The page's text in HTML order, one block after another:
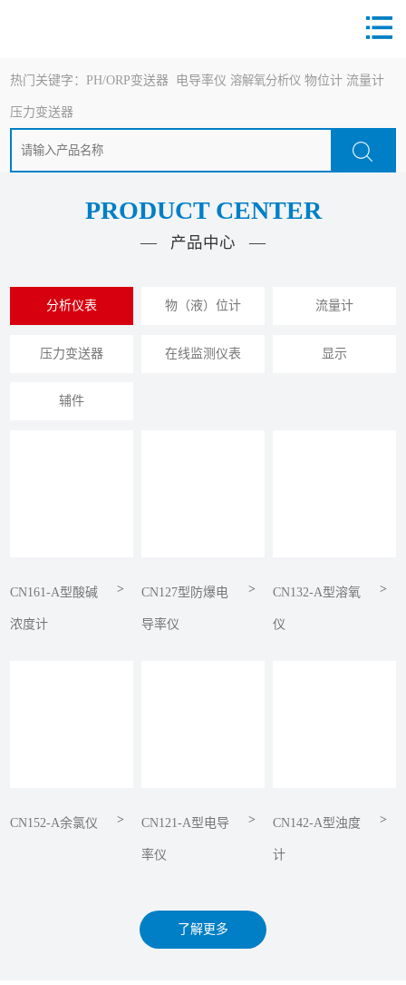
热门关键字：PH/ORP变送器 电导率仪 溶解氧分析仪 物位计 流量计
压力变送器
PRODUCT CENTER
— 产品中心 —
分析仪表 物（液）位计 流量计
压力变送器 在线监测仪表 显示
辅件
CN161-A型酸碱
浓度计
> CN127型防爆电
导率仪
> CN132-A型溶氧
仪
>
CN152-A余氯仪 > CN121-A型电导
率仪
> CN142-A型浊度
计
>
了解更多